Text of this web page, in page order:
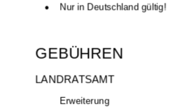
• Nur in Deutschland gültig!
GEBÜHREN
LANDRATSAMT
Erweiterung